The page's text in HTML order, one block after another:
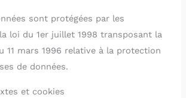
sont protégées par les
loi du 1er juillet 1998 transposant la
11 mars 1996 relative à la protection
de données.
et cookies